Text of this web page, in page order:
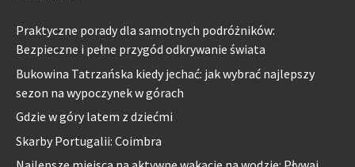
Praktyczne porady dla samotnych podróżników:
Bezpieczne i pełne przygód odkrywanie świata
Bukowina Tatrzańska kiedy jechać: jak wybrać najlepszy
sezon na wypoczynek w górach
Gdzie w góry latem z dziećmi
Skarby Portugalii: Coimbra